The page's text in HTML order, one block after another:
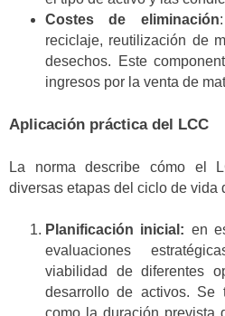
Costes de eliminación
reciclaje, reutilización de
desechos. Este
ingresos por la venta de
Aplicación práctica del LCC
La norma describe cómo el
diversas etapas del ciclo de vida
Planificación inicial: en
evaluaciones
viabilidad de diferentes
desarrollo de activos. Se
como la duración prevista